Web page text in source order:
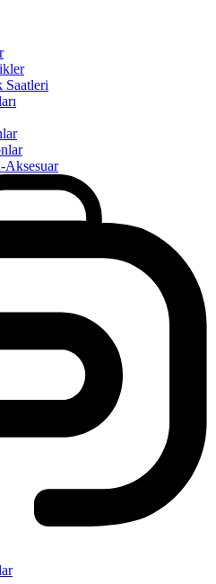
Saatleri
Aksesuar